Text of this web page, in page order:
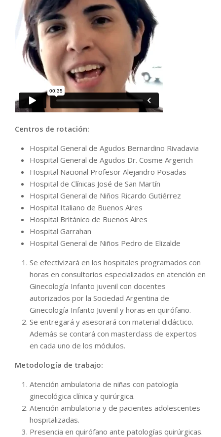
Centros de rotación:
Hospital General de Agudos Bernardino Rivadavia
Hospital General de Agudos Dr. Cosme Argerich
Hospital Nacional Profesor Alejandro Posadas
Hospital de Clínicas José de San Martín
Hospital General de Niños Ricardo Gutiérrez
Hospital Italiano de Buenos Aires
Hospital Británico de Buenos Aires
Hospital Garrahan
Hospital General de Niños Pedro de Elizalde
Se efectivizará en los hospitales programados con
horas en consultorios especializados en atención en
Ginecología Infanto juvenil con docentes
autorizados por la Sociedad Argentina de
Ginecología Infanto Juvenil y horas en quirófano.
Se entregará y asesorará con material didáctico.
Además se contará con masterclass de expertos
en cada uno de los módulos.
Metodología de trabajo:
Atención ambulatoria de niñas con patología
ginecológica clínica y quirúrgica.
Atención ambulatoria y de pacientes adolescentes
hospitalizadas.
Presencia en quirófano ante patologías quirúrgicas.